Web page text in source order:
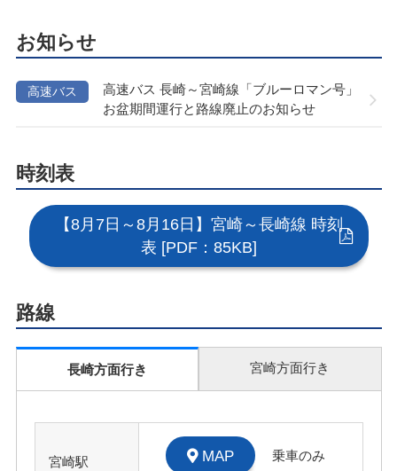
お知らせ
高速バス
高速バス 長崎～宮崎線「ブルーロマン号」
お盆期間運行と路線廃止のお知らせ
時刻表
【8月7日～8月16日】宮崎～長崎線 時刻
表 [PDF：85KB]
路線
長崎方面行き
宮崎駅 MAP 乗車のみ
宮崎方面行き